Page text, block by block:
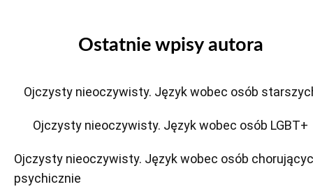
Ostatnie wpisy autora
Ojczysty nieoczywisty. Język wobec osób
Ojczysty nieoczywisty. Język wobec osób LGBT+
Ojczysty nieoczywisty. Język wobec osób
psychicznie